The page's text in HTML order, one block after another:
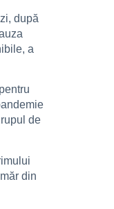
după
a
de
din